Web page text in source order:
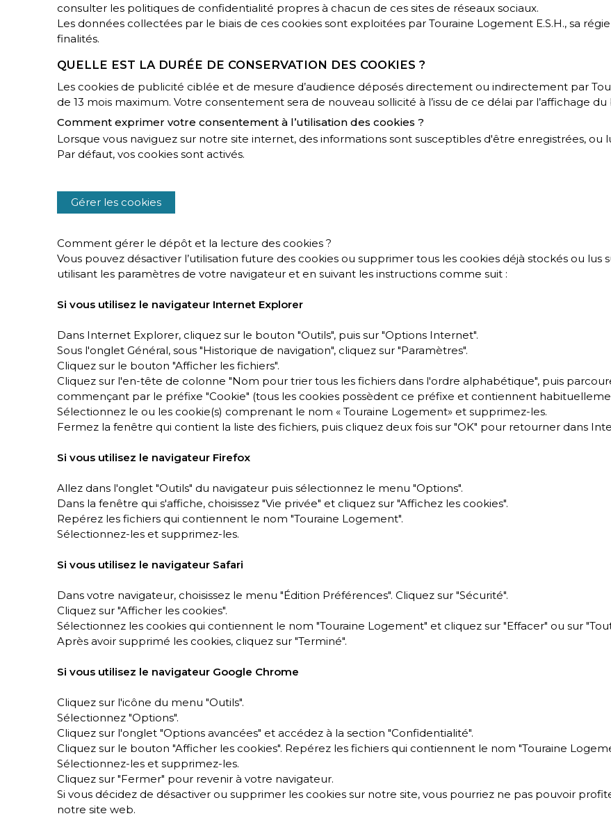
consulter les politiques de confidentialité propres à chacun de ces sites de réseaux sociaux.
Les données collectées par le biais de ces cookies sont exploitées par Touraine Logement E.S.H., sa
finalités.
QUELLE EST LA DURÉE DE CONSERVATION DES COOKIES ?
Les cookies de publicité ciblée et de mesure d’audience déposés directement ou indirectement par
de 13 mois maximum. Votre consentement sera de nouveau sollicité à l’issu de ce délai par l’affichage
Comment exprimer votre consentement à l’utilisation des cookies ?
Lorsque vous naviguez sur notre site internet, des informations sont susceptibles d'être enregistrées, ou
Par défaut, vos cookies sont activés.
Gérer les cookies
Comment gérer le dépôt et la lecture des cookies ?
Vous pouvez désactiver l’utilisation future des cookies ou supprimer tous les cookies déjà stockés ou
utilisant les paramètres de votre navigateur et en suivant les instructions comme suit :
Si vous utilisez le navigateur Internet Explorer
Dans Internet Explorer, cliquez sur le bouton "Outils", puis sur "Options Internet".
Sous l'onglet Général, sous "Historique de navigation", cliquez sur "Paramètres".
Cliquez sur le bouton "Afficher les fichiers".
Cliquez sur l'en-tête de colonne "Nom pour trier tous les fichiers dans l'ordre alphabétique", puis
commençant par le préfixe "Cookie" (tous les cookies possèdent ce préfixe et contiennent
Sélectionnez le ou les cookie(s) comprenant le nom « Touraine Logement» et supprimez-les.
Fermez la fenêtre qui contient la liste des fichiers, puis cliquez deux fois sur "OK" pour retourner dans
Si vous utilisez le navigateur Firefox
Allez dans l'onglet "Outils" du navigateur puis sélectionnez le menu "Options".
Dans la fenêtre qui s'affiche, choisissez "Vie privée" et cliquez sur "Affichez les cookies".
Repérez les fichiers qui contiennent le nom "Touraine Logement".
Sélectionnez-les et supprimez-les.
Si vous utilisez le navigateur Safari
Dans votre navigateur, choisissez le menu "Édition Préférences". Cliquez sur "Sécurité".
Cliquez sur "Afficher les cookies".
Sélectionnez les cookies qui contiennent le nom "Touraine Logement" et cliquez sur "Effacer" ou sur
Après avoir supprimé les cookies, cliquez sur "Terminé".
Si vous utilisez le navigateur Google Chrome
Cliquez sur l'icône du menu "Outils".
Sélectionnez "Options".
Cliquez sur l'onglet "Options avancées" et accédez à la section "Confidentialité".
Cliquez sur le bouton "Afficher les cookies". Repérez les fichiers qui contiennent le nom "Touraine
Sélectionnez-les et supprimez-les.
Cliquez sur "Fermer" pour revenir à votre navigateur.
Si vous décidez de désactiver ou supprimer les cookies sur notre site, vous pourriez ne pas pouvoir
notre site web.